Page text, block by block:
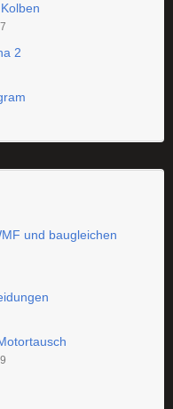
2
und baugleichen